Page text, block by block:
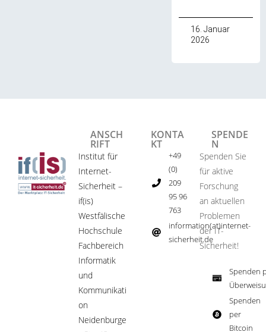
16. Januar
2026
ANSCH
RIFT
Institut für
Internet-
Sicherheit –
if(is)
Westfälische
Hochschule
Fachbereich
Informatik
und
Kommunikati
on
Neidenburge
KONTA
KT
+49
(0)
209
95 96
763
information(at)internet-
sicherheit.de ​
SPENDE
N
Spenden Sie
für aktive
Forschung
an aktuellen
Problemen
der IT-
Sicherheit!​
Spenden
Spenden
per
Bitcoin​